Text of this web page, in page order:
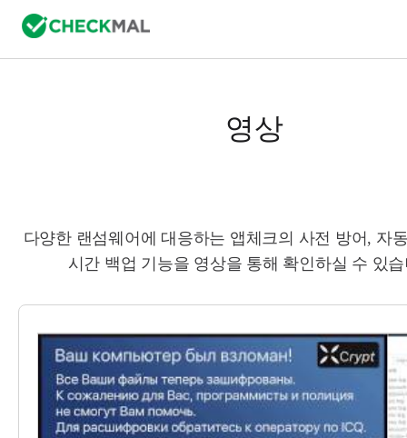
영상
다양한 랜섬웨어에 대응하는 앱체크의 사전 방어, 자
시간 백업 기능을 영상을 통해 확인하실 수 있